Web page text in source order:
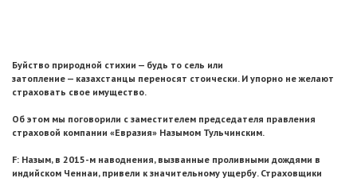
Буйство природной стихии — будь то сель или
затопление — казахстанцы переносят стоически. И упорно не желают
страховать свое имущество.
Об этом мы поговорили с заместителем председателя правления
страховой компании «Евразия» Назымом Тульчинским.
F: Назым, в 2015-м наводнения, вызванные проливными дождями в
индийском Ченнаи, привели к значительному ущербу. Страховщики